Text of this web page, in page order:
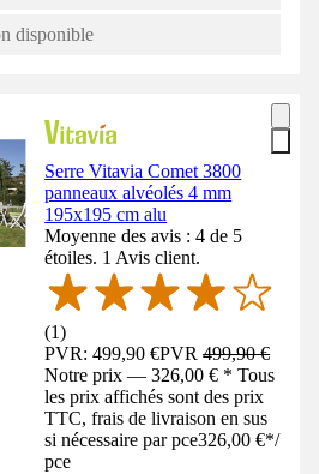
disponible
Serre Vitavia Comet 3800
panneaux alvéolés 4 mm
195x195 cm alu
Moyenne des avis : 4 de 5
étoiles. 1 Avis client.
(1)
PVR: 499,90 €PVR499,90 €
Notre prix — 326,00 € * Tous
les prix affichés sont des prix
TTC, frais de livraison en sus
si nécessaire par pce326,00 €*/
pce